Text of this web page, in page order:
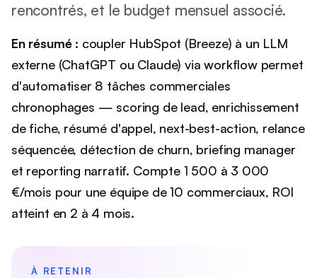
rencontrés, et le budget mensuel associé.
En résumé : coupler HubSpot (Breeze) à un LLM
externe (ChatGPT ou Claude) via workflow permet
d'automatiser 8 tâches commerciales
chronophages — scoring de lead, enrichissement
de fiche, résumé d'appel, next-best-action, relance
séquencée, détection de churn, briefing manager
et reporting narratif. Compte 1 500 à 3 000
€/mois pour une équipe de 10 commerciaux, ROI
atteint en 2 à 4 mois.
À RETENIR